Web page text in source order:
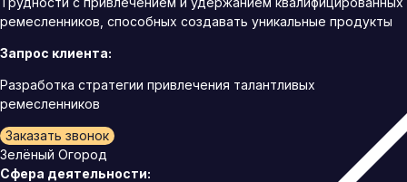
ремесленников, способных создавать уникальные продукты
Запрос клиента:
Разработка стратегии привлечения талантливых
ремесленников
Заказать звонок
Зелёный Огород
Сфера деятельности: